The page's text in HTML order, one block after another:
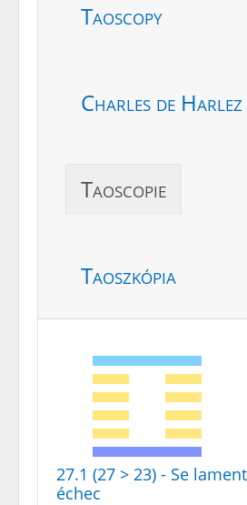
Taoscopy
Charles de Harlez
Taoscopie
Taoszkópia
27.1 (27 > 23) - Se
échec